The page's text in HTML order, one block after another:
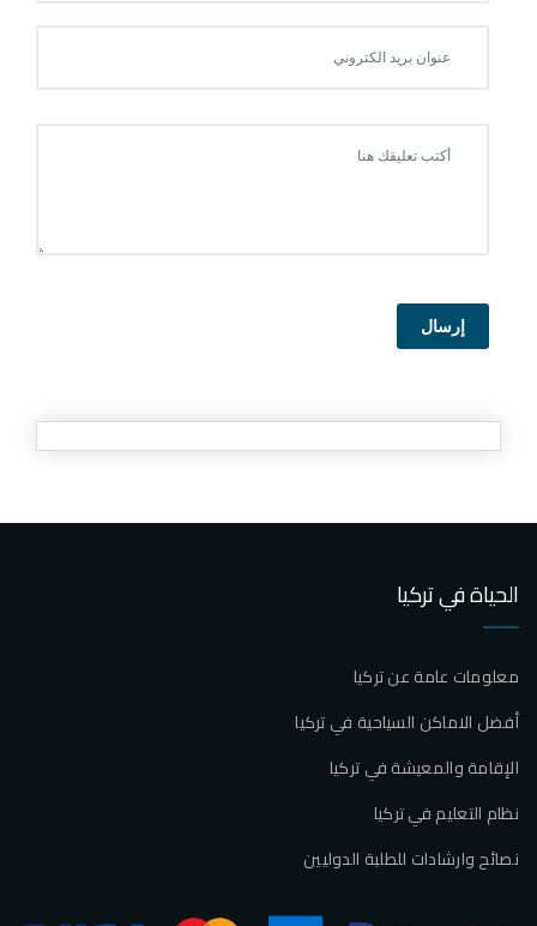
إرسال
الحياة في تركيا
معلومات عامة عن تركيا
أفضل الاماكن السياحية في تركيا
الإقامة والمعيشة في تركيا
نظام التعليم في تركيا
نصائح وارشادات للطلبة الدوليين